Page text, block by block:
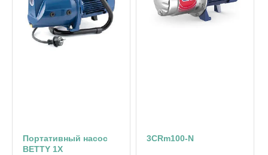
Портативный насос
BETTY 1X
3CRm100-N